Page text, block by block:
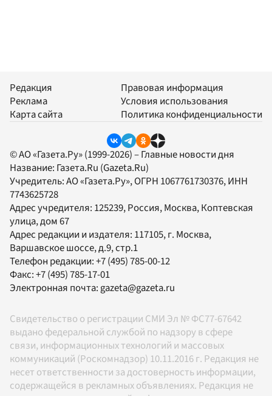
Редакция
Реклама
Карта сайта
Правовая информация
Условия использования
Политика конфиденциальности
© АО «Газета.Ру» (1999-2026) – Главные новости дня
Название: Газета.Ru (Gazeta.Ru)
Учредитель:АО «Газета.Ру», ОГРН 1067761730376, ИНН
7743625728
Адрес учредителя: 125239, Россия, Москва, Коптевская
улица, дом 67
Адрес редакции и издателя: 117105, г. Москва,
Варшавское шоссе, д.9, стр.1
Телефон редакции:+7 (495) 785-00-12
Факс:+7 (495) 785-17-01
Электронная почта: gazeta@gazeta.ru
Свидетельство о регистрации СМИ Эл № ФС77-67642
выдано федеральной службой по надзору в сфере
связи, информационных технологий и массовых
коммуникаций (Роскомнадзор) 10.11.2016 г. Редакция не
несет ответственности за достоверность информации,
содержащейся в рекламных объявлениях. Редакция не